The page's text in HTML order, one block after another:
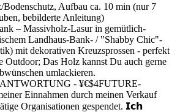
Bodenschutz, Aufbau ca. 10 min (nur 7
bebilderte Anleitung)
– Massivholz-Lasur in gemütlich-
Landhaus-Bank- / "Shabby Chic"-
mit dekorativen Kreuzsprossen - perfekt
Outdoor; Das Holz kannst Du auch gerne
umlackieren.
- ¥€$4FUTURE-
Einnahmen durch meinen Verkauf
Organisationen gespendet. 𝗜𝗰𝗵